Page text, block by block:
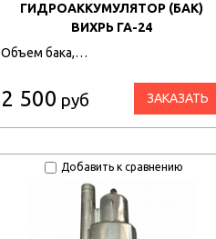
ГИДРОАККУМУЛЯТОР (БАК)
ВИХРЬ ГА-24
Объем бака,…
2 500 руб ЗАКАЗАТЬ
Добавить к сравнению